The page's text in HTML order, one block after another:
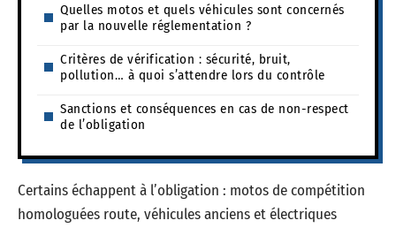
Quelles motos et quels véhicules sont concernés
par la nouvelle réglementation ?
Critères de vérification : sécurité, bruit,
pollution… à quoi s’attendre lors du contrôle
Sanctions et conséquences en cas de non-respect
de l’obligation
Certains échappent à l’obligation : motos de compétition
homologuées route, véhicules anciens et électriques